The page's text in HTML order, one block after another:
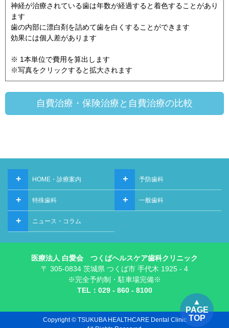
神経が治療されている歯は年数が経過すると着色することがあり
ます
歯の内部に漂白剤を詰めて歯を白くすることができます
効果には個人差があります
※ 1本単位で費用を算出します
※写真をクリックすると拡大されます
自費治療・保険治療と自費治療の比較
HOME・診療案内
+ 予防歯科
+
特殊歯科
+ 一般歯科
+
ニュース・コラム
+
医療法人 白愛会 つくばヘルスケア歯科クリニック
〒 305-0834 茨城県 つくば市 手代木 1925 - 4
※完全予約制・駐車場完備※
TEL：029 - 860 - 8100
Copyright © TSUKUBA HEALTHCARE Dental Clinic
▲
PAGE
TOP